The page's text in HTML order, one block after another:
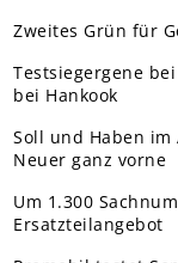
Zweites Grün für
Testsiegergene
bei Hankook
Soll und Haben im
Neuer ganz vorne
Um 1.300
Ersatzteilangebot